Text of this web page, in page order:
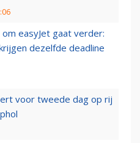
easyJet gaat verder:
dezelfde deadline
voor tweede dag op rij